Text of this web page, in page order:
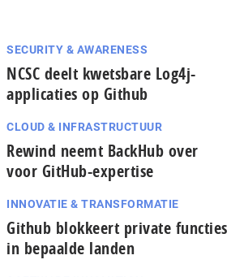
SECURITY & AWARENESS
NCSC deelt kwetsbare Log4j-
applicaties op Github
CLOUD & INFRASTRUCTUUR
Rewind neemt BackHub over
voor GitHub-expertise
INNOVATIE & TRANSFORMATIE
Github blokkeert private functies
in bepaalde landen